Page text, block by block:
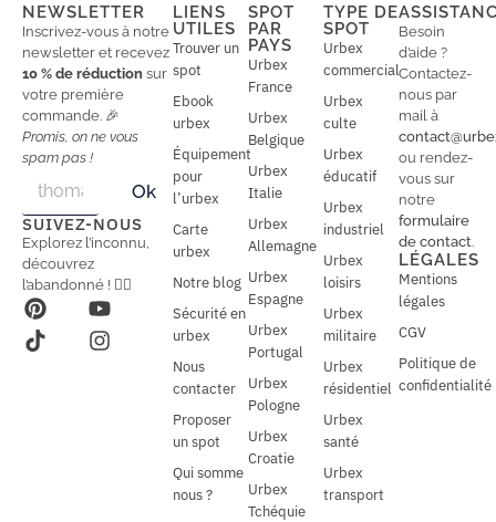
NEWSLETTER
Inscrivez-vous à notre
newsletter et recevez
10 % de réduction sur
votre première
commande. 🎉
Promis, on ne vous
spam pas !
a
i
l
a
i
l
*
Ok
SUIVEZ-NOUS
Explorez l’inconnu,
découvrez
l’abandonné ! 🕵️‍♂️
LIENS
UTILES
Trouver un
spot
Ebook
urbex
Équipement
pour
l’urbex
Carte
urbex
Notre blog
Sécurité en
urbex
Nous
contacter
Proposer
un spot
Qui somme
nous ?
SPOT
PAR
PAYS
Urbex
France
Urbex
Belgique
Urbex
Italie
Urbex
Allemagne
Urbex
Espagne
Urbex
Portugal
Urbex
Pologne
Urbex
Croatie
Urbex
Tchéquie
TYPE DE
SPOT
Urbex
commercial
Urbex
culte
Urbex
éducatif
Urbex
industriel
Urbex
loisirs
Urbex
militaire
Urbex
résidentiel
Urbex
santé
Urbex
transport
Besoin
d’aide ?
Contactez-
nous par
mail à
ou rendez-
vous sur
notre
formulaire
de contact.
LÉGALES
Mentions
légales
CGV
Politique de
confidentialité